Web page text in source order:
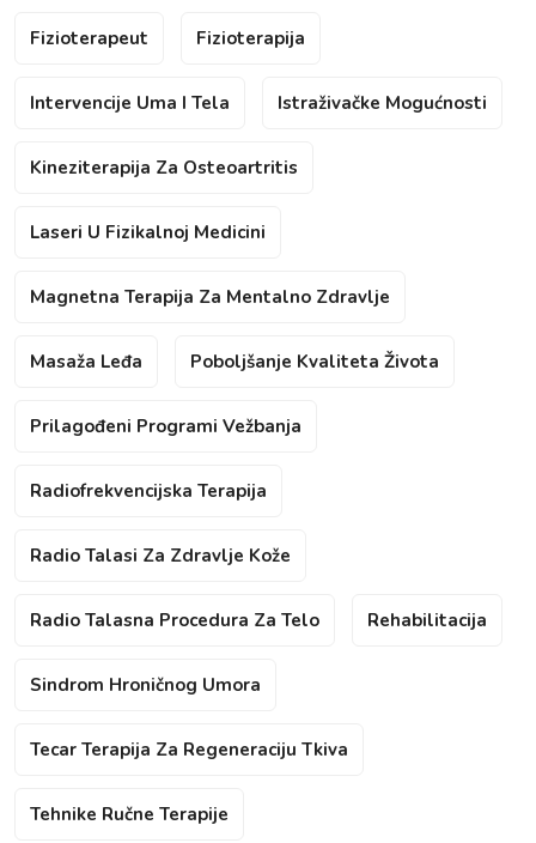
Fizioterapeut Fizioterapija
Intervencije Uma I Tela Istraživačke Mogućnosti
Kineziterapija Za Osteoartritis
Laseri U Fizikalnoj Medicini
Magnetna Terapija Za Mentalno Zdravlje
Masaža Leđa Poboljšanje Kvaliteta Života
Prilagođeni Programi Vežbanja
Radiofrekvencijska Terapija
Radio Talasi Za Zdravlje Kože
Radio Talasna Procedura Za Telo Rehabilitacija
Sindrom Hroničnog Umora
Tecar Terapija Za Regeneraciju Tkiva
Tehnike Ručne Terapije